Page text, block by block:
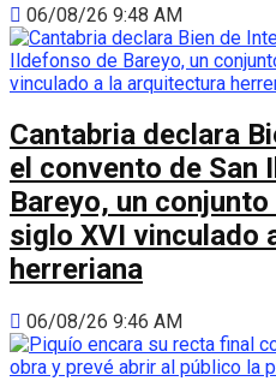
06/08/26 9:48 AM
Cantabria declara
el convento de San
Bareyo, un
siglo XVI vinculado
herreriana
06/08/26 9:46 AM